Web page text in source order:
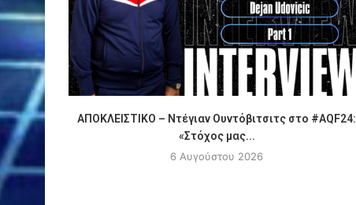
ΑΠΟΚΛΕΙΣΤΙΚΟ – Ντέγιαν Ουντόβιτσιτς στο #AQF24:
«Στόχος μας...
6 Αυγούστου 2026